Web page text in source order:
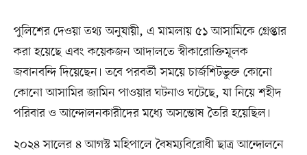
পুলিশের দেওয়া তথ্য অনুযায়ী, এ মামলায় ৫১ আসামিকে গ্রেপ্তার
করা হয়েছে এবং কয়েকজন আদালতে স্বীকারোক্তিমূলক
জবানবন্দি দিয়েছেন। তবে পরবর্তী সময়ে চার্জশিটভুক্ত কোনো
কোনো আসামির জামিন পাওয়ার ঘটনাও ঘটেছে, যা নিয়ে শহীদ
পরিবার ও আন্দোলনকারীদের মধ্যে অসন্তোষ তৈরি হয়েছিল।
২০২৪ সালের ৪ আগস্ট মহিপালে বৈষম্যবিরোধী ছাত্র আন্দোলনে